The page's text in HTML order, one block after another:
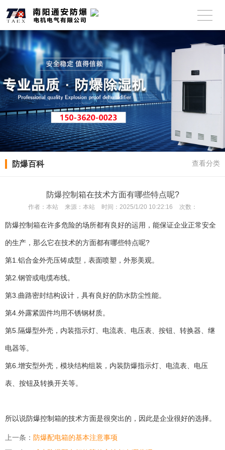
防爆百科 查看分类
防爆控制箱在技术方面有哪些特点呢?
作者： 本站 来源： 本站 时间： 2025/1/20 10:22:16 次数：
防爆控制箱在许多危险的场所都有良好的运用，能保证企业正常安全
的生产，那么它在技术的方面都有哪些特点呢?
第1.铝合金外壳压铸成型，表面喷塑，外形美观。
第2.钢管或电缆布线。
第3.曲路密封结构设计，具有良好的防水防尘性能。
第4.外露紧固件均用不锈钢材质。
第5.隔爆型外壳，内装指示灯、电流表、电压表、按钮、转换器、继
电器等。
第6.增安型外壳，模块结构组装，内装防爆指示灯、电流表、电压
表、按钮及转换开关等。
所以说防爆控制箱的技术方面是很突出的，因此是企业很好的选择。
上一条： 防爆配电箱的基本注意事项